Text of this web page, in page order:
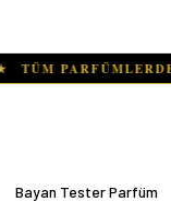
Bayan Tester Parfüm